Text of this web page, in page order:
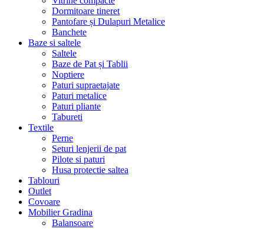
Dormitoare tineret
Pantofare și Dulapuri Metalice
Banchete
Baze si saltele
Saltele
Baze de Pat și Tablii
Noptiere
Paturi supraetajate
Paturi metalice
Paturi pliante
Tabureti
Textile
Perne
Seturi lenjerii de pat
Pilote si paturi
Husa protectie saltea
Tablouri
Outlet
Covoare
Mobilier Gradina
Balansoare